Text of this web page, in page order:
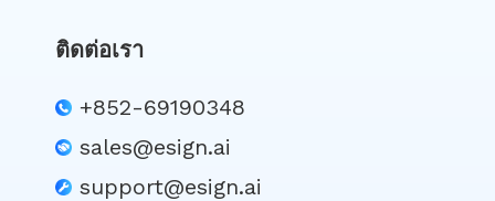
ติดต่อเรา
+852-69190348
sales@esign.ai
support@esign.ai